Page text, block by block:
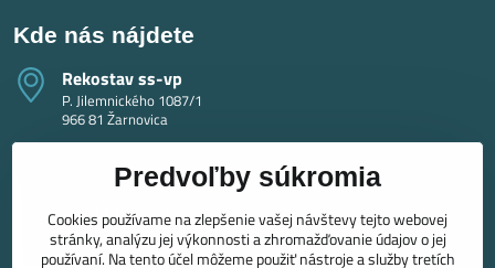
Kde nás nájdete
Rekostav ss-vp
P. Jilemnického 1087/1
966 81 Žarnovica
Predvoľby súkromia
Cookies používame na zlepšenie vašej návštevy tejto webovej
stránky, analýzu jej výkonnosti a zhromažďovanie údajov o jej
používaní. Na tento účel môžeme použiť nástroje a služby tretích